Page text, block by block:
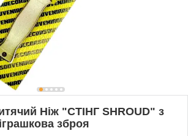
Ніж "СТІНГ SHROUD" з
зброя